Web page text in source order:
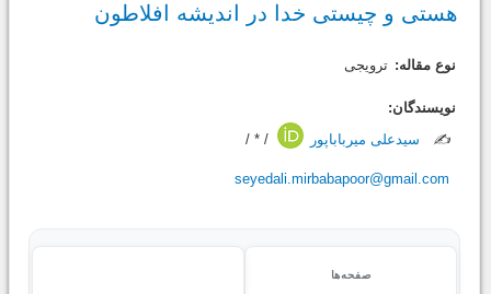
هستی و چیستی خدا در اندیشه افلاطون
نوع مقاله: ترویجی
نویسندگان:
✍️
سیدعلی میرباباپور / * /
seyedali.mirbabapoor@gmail.com
صفحه‌ها